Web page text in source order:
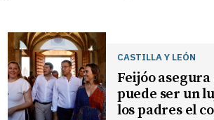
CASTILLA Y LEÓN
Feijóo asegura
puede ser un
los padres el